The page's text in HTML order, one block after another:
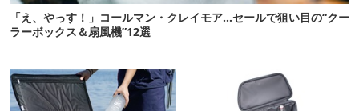
「え、やっす！」コールマン・クレイモア…セールで狙い目の“クー
ラーボックス＆扇風機”12選